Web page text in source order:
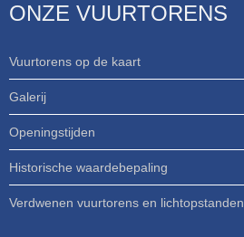
ONZE VUURTORENS
Vuurtorens op de kaart
Galerij
Openingstijden
Historische waardebepaling
Verdwenen vuurtorens en lichtopstanden